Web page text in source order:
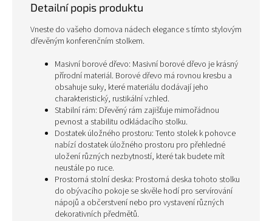
Detailní popis produktu
Vneste do vašeho domova nádech elegance s tímto stylovým
dřevěným konferenčním stolkem.
Masivní borové dřevo: Masivní borové dřevo je krásný
přírodní materiál. Borové dřevo má rovnou kresbu a
obsahuje suky, které materiálu dodávají jeho
charakteristický, rustikální vzhled.
Stabilní rám: Dřevěný rám zajišťuje mimořádnou
pevnost a stabilitu odkládacího stolku.
Dostatek úložného prostoru: Tento stolek k pohovce
nabízí dostatek úložného prostoru pro přehledné
uložení různých nezbytností, které tak budete mít
neustále po ruce.
Prostorná stolní deska: Prostorná deska tohoto stolku
do obývacího pokoje se skvěle hodí pro servírování
nápojů a občerstvení nebo pro vystavení různých
dekorativních předmětů.